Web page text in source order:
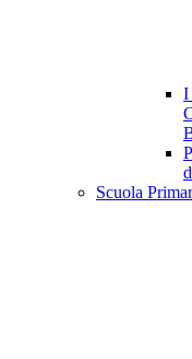
I
Scuola